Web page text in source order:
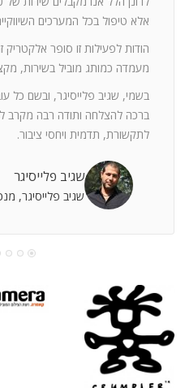
אלא טיפול בכל המערכים
הודות לפעילות זו סופר
מעמדה כמותג מוביל בשירות,
בשמי, שגיב פלייסיגר, ובשם כל
ברכה להצלחה ותודה רבה מקרב
לתקשורת, תדמית ויחסי ציבור.
שגיב פלייסיגר
שגיב פלייסיגר,